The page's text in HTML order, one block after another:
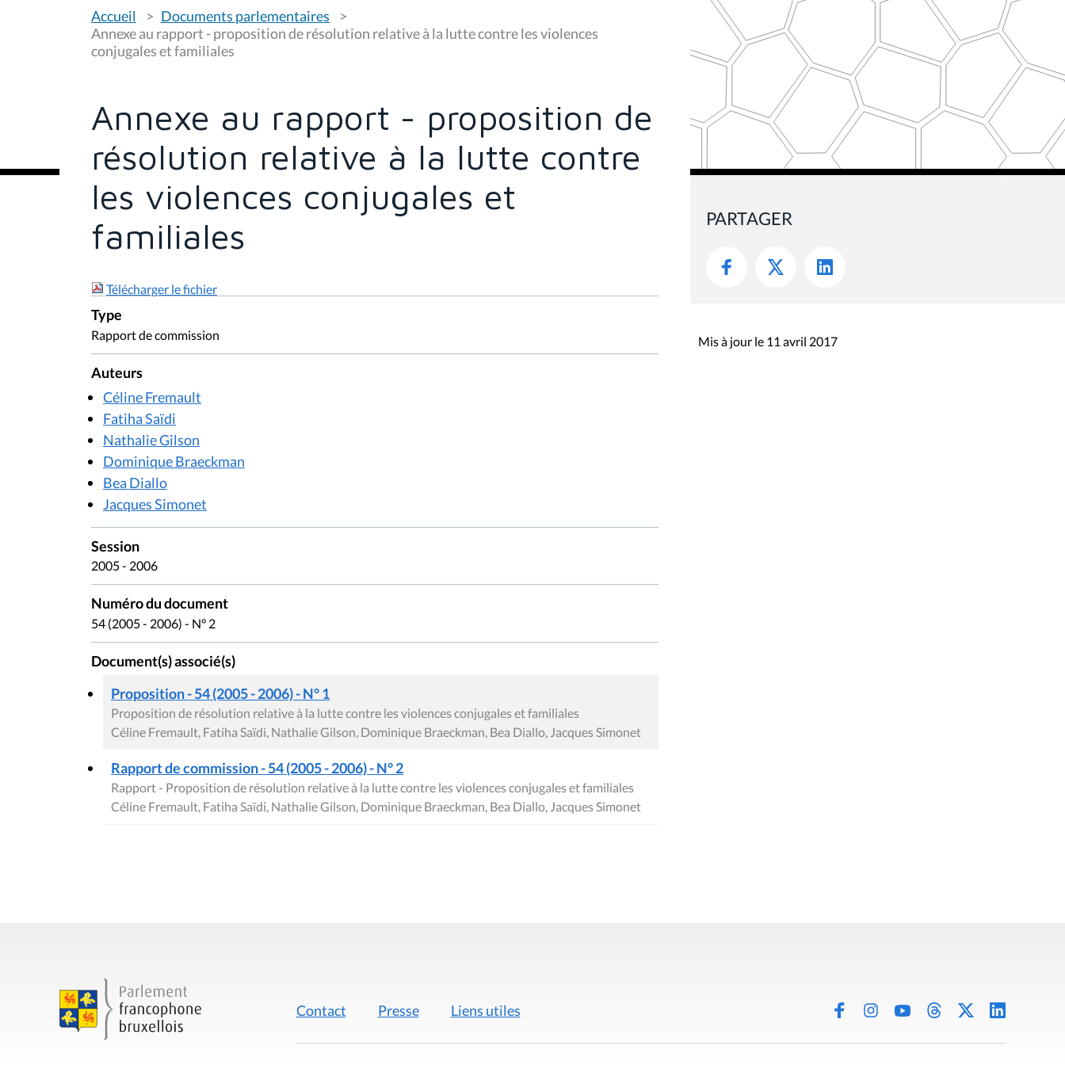
o
u
s
ê
c
i
:
Accueil
Documents parlementaires
Annexe au rapport - proposition de résolution relative à la lutte contre les violences
conjugales et familiales
Annexe au rapport - proposition de
résolution relative à la lutte contre
les violences conjugales et
familiales
Télécharger le fichier
Type
Rapport de commission
Auteurs
Céline Fremault
Fatiha Saïdi
Nathalie Gilson
Dominique Braeckman
Bea Diallo
Jacques Simonet
Session
2005 - 2006
Numéro du document
54 (2005 - 2006) - N° 2
Document(s) associé(s)
Proposition - 54 (2005 - 2006) - N° 1
Proposition de résolution relative à la lutte contre les violences conjugales et familiales
Céline Fremault, Fatiha Saïdi, Nathalie Gilson, Dominique Braeckman, Bea Diallo, Jacques Simonet
Rapport de commission - 54 (2005 - 2006) - N° 2
Rapport - Proposition de résolution relative à la lutte contre les violences conjugales et familiales
Céline Fremault, Fatiha Saïdi, Nathalie Gilson, Dominique Braeckman, Bea Diallo, Jacques Simonet
PARTAGER
Mis à jour le 11 avril 2017
Contact Presse Liens utiles